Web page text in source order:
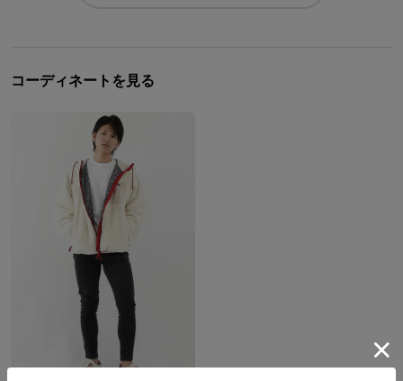
コーディネートを見る